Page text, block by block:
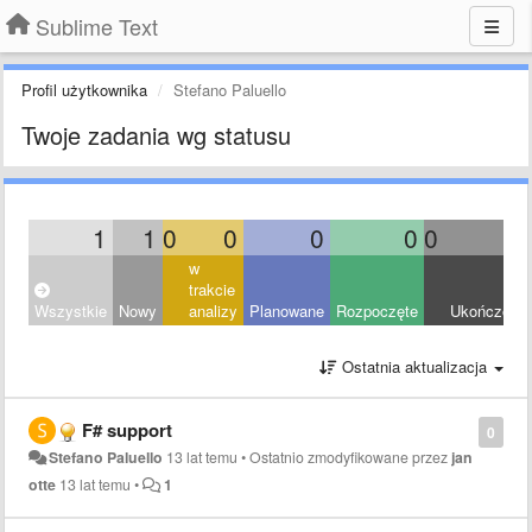
Sublime Text
Profil użytkownika Stefano Paluello
Twoje zadania wg statusu
1 1 0 0 0 0 0
Wszystkie Nowy
w
trakcie
analizy
Planowane Rozpoczęte Ukończony
Ostatnia aktualizacja
0
F# support
Stefano Paluello 13 lat temu •Ostatnio zmodyfikowane przez jan
otte 13 lat temu • 1